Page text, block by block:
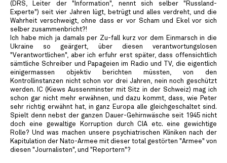
(DRS, Leiter der "Information", nennt sich selber "Russland-
Experte") seit vier Jahren lügt, betrügt und alles verdreht, und die
Wahrheit verschweigt, ohne dass er vor Scham und Ekel vor sich
selber zusammenbricht?!
Ich habe mich ja damals per Zu-fall kurz vor dem Einmarsch in die
Ukraine so geärgert, über diesen verantwortungslosen
"Verantwortlichen", aber ich erfuhr erst später, dass offensichtlich
sämtliche Schreiber und Papageien im Radio und TV, die eigentlich
einigermassen objektiv berichten müssten, von den
Kontrollinstanzen nicht schon vor drei Jahren, nein noch geschützt
werden. IC (Kiews Aussenminster mit Sitz in der Schweiz) mag ich
schon gar nicht mehr erwähnen, und dazu kommt, dass, wie Peter
sehr richtig erwähnt hat, in ganz Europa alle gleichgeschaltet sind.
Spielt denn nebst der ganzen Dauer-Gehirnwäsche seit 1945 nicht
doch eine gewaltige Korruption durch CIA etc. eine gewichtige
Rolle? Und was machen unsere psychiatrischen Kliniken nach der
Kapitulation der Nato-Armee mit dieser total gestörten "Armee" von
diesen "Journalisten", und "Reportern"?